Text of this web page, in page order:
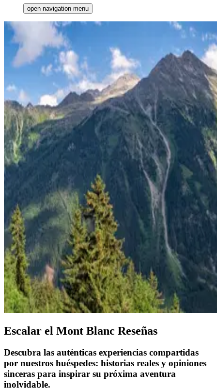
open navigation menu
Escalar el Mont Blanc Reseñas
Descubra las auténticas experiencias compartidas
por nuestros huéspedes: historias reales y opiniones
sinceras para inspirar su próxima aventura
inolvidable.